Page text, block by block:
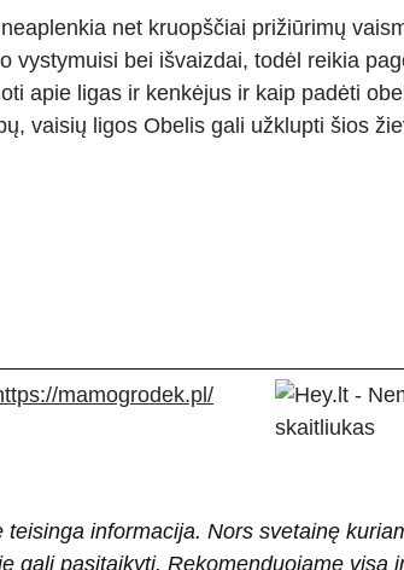
net kruopščiai prižiūrimų
vystymuisi bei išvaizdai, todėl reikia
apie ligas ir kenkėjus ir kaip padėti
vaisių ligos Obelis gali užklupti šios
mamogrodek.pl/
informacija. Nors svetainę
gali pasitaikyti. Rekomenduojame visą